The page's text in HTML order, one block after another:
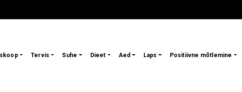
Tervis Suhe Dieet Aed Laps Positiivne mõtlemine